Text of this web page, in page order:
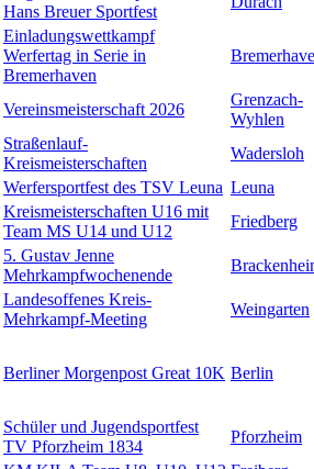
Hans Breuer Sportfest
Einladungswettkampf
Werfertag in Serie in
Bremerhaven
Vereinsmeisterschaft 2026
Grenzach-
Wyhlen
Straßenlauf-
Kreismeisterschaften
Wadersloh
Werfersportfest des TSV Leuna Leuna
Kreismeisterschaften U16 mit
Team MS U14 und U12
Friedberg
5. Gustav Jenne
Mehrkampfwochenende
Landesoffenes Kreis-
Mehrkampf-Meeting
Weingarten
Berliner Morgenpost Great 10K Berlin
Schüler und Jugendsportfest
TV Pforzheim 1834
Pforzheim